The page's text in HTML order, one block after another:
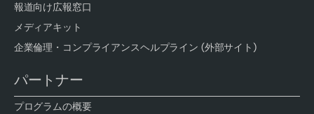
報道向け広報窓口
メディアキット
企業倫理・コンプライアンスヘルプライン (外部サイト)
パートナー
プログラムの概要